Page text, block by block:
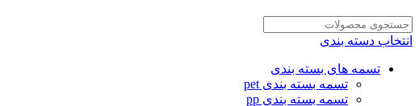
انتخاب دسته بندی
تسمه های بسته بندی
تسمه بسته بندی pet
تسمه بسته بندی pp